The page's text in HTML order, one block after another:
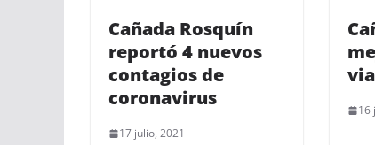
Cañada Rosquín
reportó 4 nuevos
contagios de
coronavirus
17 julio, 2021
16